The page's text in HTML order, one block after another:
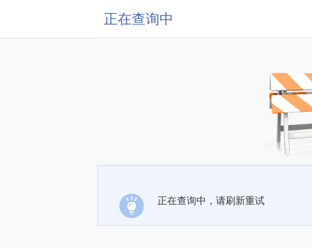
正在查询中
正在查询中，请刷新重试